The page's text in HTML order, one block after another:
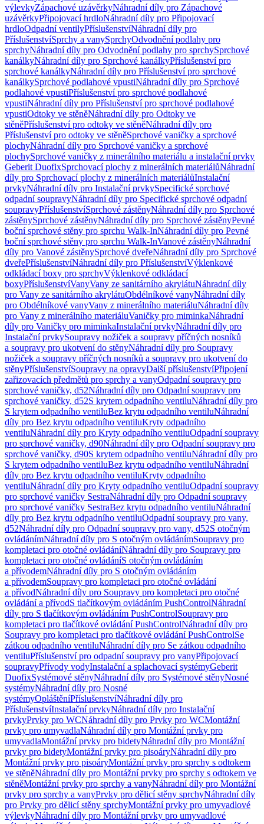
výlevkyZápachové uzávěrkyNáhradní díly pro Zápachové
uzávěrkyPřipojovací hrdloNáhradní díly pro Připojovací
hrdloOdpadní ventilyPříslušenstvíNáhradní díly pro
PříslušenstvíSprchy a vanySprchyOdvodnění podlahy pro
sprchyNáhradní díly pro Odvodnění podlahy pro sprchySprchové
kanálkyNáhradní díly pro Sprchové kanálkyPříslušenství pro
sprchové kanálkyNáhradní díly pro Příslušenství pro sprchové
kanálkySprchové podlahové vpustiNáhradní díly pro Sprchové
podlahové vpustiPříslušenství pro sprchové podlahové
vpustiNáhradní díly pro Příslušenství pro sprchové podlahové
vpustiOdtoky ve stěněNáhradní díly pro Odtoky ve
stěněPříslušenství pro odtoky ve stěněNáhradní díly pro
Příslušenství pro odtoky ve stěněSprchové vaničky a sprchové
plochyNáhradní díly pro Sprchové vaničky a sprchové
plochySprchové vaničky z minerálního materiálu a instalační prvky
Geberit DuofixSprchovací plochy z minerálních materiálůNáhradní
díly pro Sprchovací plochy z minerálních materiálůInstalační
prvkyNáhradní díly pro Instalační prvkySpecifické sprchové
odpadní soupravyNáhradní díly pro Specifické sprchové odpadní
soupravyPříslušenstvíSprchové zástěnyNáhradní díly pro Sprchové
zástěnySprchové zástěnyNáhradní díly pro Sprchové zástěnyPevné
boční sprchové stěny pro sprchu Walk-InNáhradní díly pro Pevné
boční sprchové stěny pro sprchu Walk-InVanové zástěnyNáhradní
díly pro Vanové zástěnySprchové dveřeNáhradní díly pro Sprchové
dveřePříslušenstvíNáhradní díly pro PříslušenstvíVýklenkové
odkládací boxy pro sprchyVýklenkové odkládací
boxyPříslušenstvíVanyVany ze sanitárního akrylátuNáhradní díly
pro Vany ze sanitárního akrylátuObdélníkové vanyNáhradní díly
pro Obdélníkové vanyVany z minerálního materiáluNáhradní díly
pro Vany z minerálního materiáluVaničky pro miminkaNáhradní
díly pro Vaničky pro miminkaInstalační prvkyNáhradní díly pro
Instalační prvkySoupravy nožiček a soupravy příčných nosníků
a soupravy pro ukotvení do stěnyNáhradní díly pro Soupravy
nožiček a soupravy příčných nosníků a soupravy pro ukotvení do
stěnyPříslušenstvíSoupravy na opravyDalší příslušenstvíPřipojení
zařizovacích předmětů pro sprchy a vanyOdpadní soupravy pro
sprchové vaničky, d52Náhradní díly pro Odpadní soupravy pro
sprchové vaničky, d52S krytem odpadního ventiluNáhradní díly pro
S krytem odpadního ventiluBez krytu odpadního ventiluNáhradní
díly pro Bez krytu odpadního ventiluKryty odpadního
ventiluNáhradní díly pro Kryty odpadního ventiluOdpadní soupravy
pro sprchové vaničky, d90Náhradní díly pro Odpadní soupravy pro
sprchové vaničky, d90S krytem odpadního ventiluNáhradní díly pro
S krytem odpadního ventiluBez krytu odpadního ventiluNáhradní
díly pro Bez krytu odpadního ventiluKryty odpadního
ventiluNáhradní díly pro Kryty odpadního ventiluOdpadní soupravy
pro sprchové vaničky SestraNáhradní díly pro Odpadní soupravy
pro sprchové vaničky SestraBez krytu odpadního ventiluNáhradní
díly pro Bez krytu odpadního ventiluOdpadní soupravy pro vany,
d52Náhradní díly pro Odpadní soupravy pro vany, d52S otočným
ovládánímNáhradní díly pro S otočným ovládánímSoupravy pro
kompletaci pro otočné ovládáníNáhradní díly pro Soupravy pro
kompletaci pro otočné ovládáníS otočným ovládáním
a přívodemNáhradní díly pro S otočným ovládáním
a přívodemSoupravy pro kompletaci pro otočné ovládání
a přívodNáhradní díly pro Soupravy pro kompletaci pro otočné
ovládání a přívodS tlačítkovým ovládáním PushControlNáhradní
díly pro S tlačítkovým ovládáním PushControlSoupravy pro
kompletaci pro tlačítkové ovládání PushControlNáhradní díly pro
Soupravy pro kompletaci pro tlačítkové ovládání PushControlSe
zátkou odpadního ventiluNáhradní díly pro Se zátkou odpadního
ventiluPříslušenství pro odpadní soupravy pro vanyPřipojovací
soupravyPřívody vodyInstalační a splachovací systémyGeberit
DuofixSystémové stěnyNáhradní díly pro Systémové stěnyNosné
systémyNáhradní díly pro Nosné
systémyOpláštěníPříslušenstvíNáhradní díly pro
PříslušenstvíInstalační prvkyNáhradní díly pro Instalační
prvkyPrvky pro WCNáhradní díly pro Prvky pro WCMontážní
prvky pro umyvadlaNáhradní díly pro Montážní prvky pro
umyvadlaMontážní prvky pro bidetyNáhradní díly pro Montážní
prvky pro bidetyMontážní prvky pro pisoáryNáhradní díly pro
Montážní prvky pro pisoáryMontážní prvky pro sprchy s odtokem
ve stěněNáhradní díly pro Montážní prvky pro sprchy s odtokem ve
stěněMontážní prvky pro sprchy a vanyNáhradní díly pro Montážní
prvky pro sprchy a vanyPrvky pro dělicí stěny sprchyNáhradní díly
pro Prvky pro dělicí stěny sprchyMontážní prvky pro umyvadlové
výlevkyNáhradní díly pro Montážní prvky pro umyvadlové